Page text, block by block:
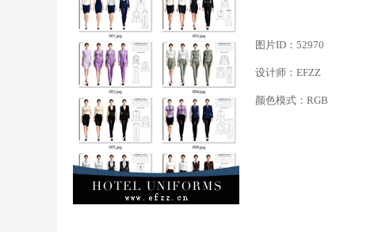
图片ID：52970
设计师：EFZZ
颜色模式：RGB